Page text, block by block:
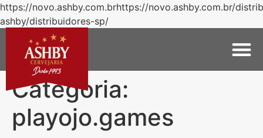
https://novo.ashby.com.brhttps://novo.ashby.com.br/
ashby/distribuidores-sp/
Categoria:
playojo.games